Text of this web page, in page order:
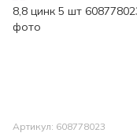
Артикул: 608778023